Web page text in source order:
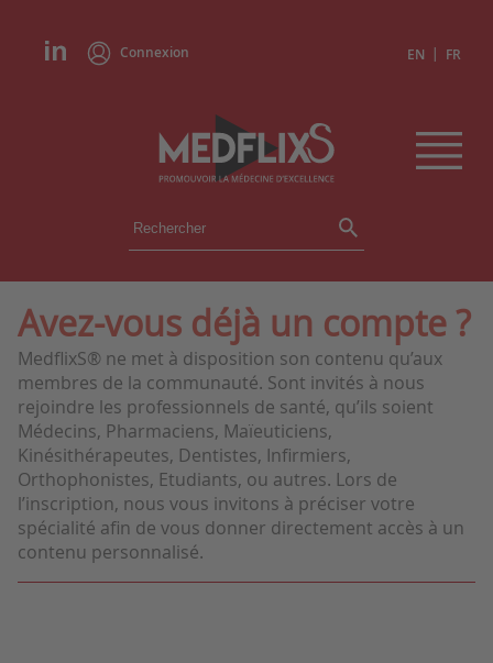
Connexion EN | FR
ÉVÉNEMENTS
INSTITUTIONS
ACADÉMIES
EXPERTS
REVUES DE PRESSE
CONGRÈS EN RÉSUMÉ
Avez-vous déjà un compte ?
MedflixS® ne met à disposition son contenu qu’aux
membres de la communauté. Sont invités à nous
rejoindre les professionnels de santé, qu’ils soient
Médecins, Pharmaciens, Maïeuticiens,
Kinésithérapeutes, Dentistes, Infirmiers,
Orthophonistes, Etudiants, ou autres. Lors de
l’inscription, nous vous invitons à préciser votre
spécialité afin de vous donner directement accès à un
contenu personnalisé.